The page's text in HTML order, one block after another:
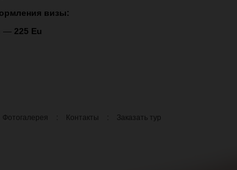
визы:
— 225 Eu
Фотогалерея : Контакты : Заказать тур